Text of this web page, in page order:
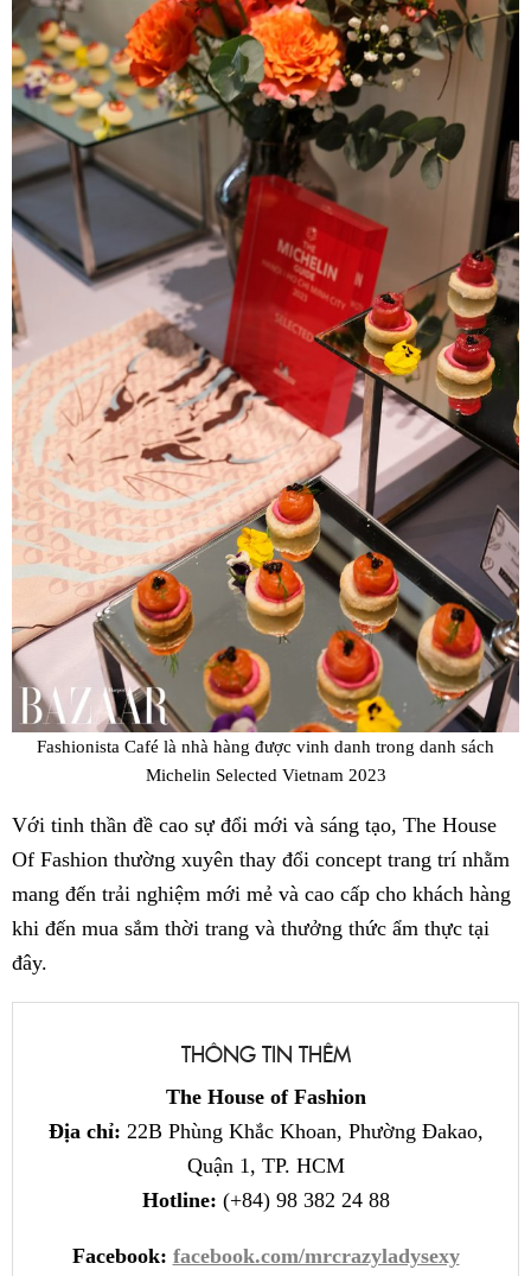
Fashionista Café là nhà hàng được vinh danh trong danh sách
Michelin Selected Vietnam 2023
Với tinh thần đề cao sự đổi mới và sáng tạo, The House
Of Fashion thường xuyên thay đổi concept trang trí nhằm
mang đến trải nghiệm mới mẻ và cao cấp cho khách hàng
khi đến mua sắm thời trang và thưởng thức ẩm thực tại
đây.
THÔNG TIN THÊM
The House of Fashion
Địa chỉ: 22B Phùng Khắc Khoan, Phường Đakao,
Quận 1, TP. HCM
Hotline: (+84) 98 382 24 88
Facebook: facebook.com/mrcrazyladysexy